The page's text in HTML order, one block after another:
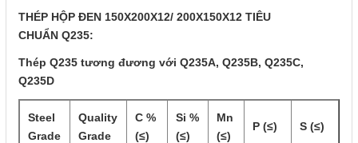
THÉP HỘP ĐEN 150X200X12/ 200X150X12 TIÊU
CHUẨN Q235:
Thép Q235 tương đương với Q235A, Q235B, Q235C,
Q235D
Steel
Grade
Quality
Grade
C %
(≤)
Si %
(≤)
Mn
(≤)
P (≤) S (≤)